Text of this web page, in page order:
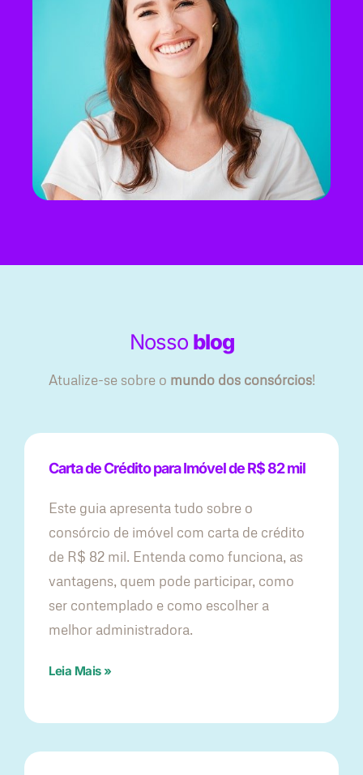
Nosso blog
Atualize-se sobre o mundo dos consórcios!
Carta de Crédito para Imóvel de R$ 82 mil
Este guia apresenta tudo sobre o
consórcio de imóvel com carta de crédito
de R$ 82 mil. Entenda como funciona, as
vantagens, quem pode participar, como
ser contemplado e como escolher a
melhor administradora.
Leia Mais »